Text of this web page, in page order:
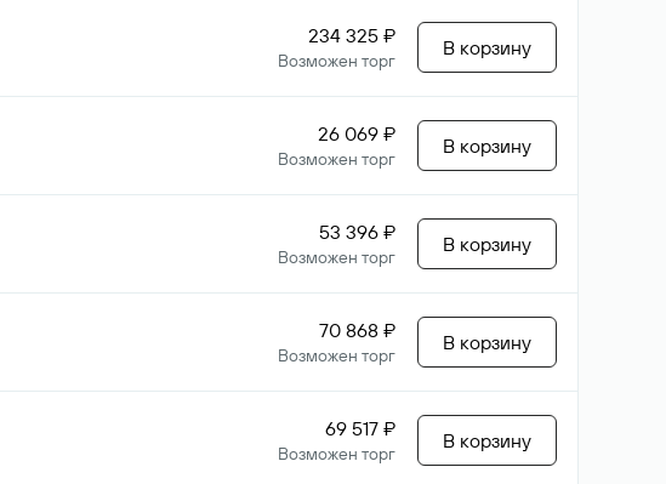
234 325 ₽
Возможен торг
В корзину
26 069 ₽
Возможен торг
В корзину
53 396 ₽
Возможен торг
В корзину
70 868 ₽
Возможен торг
В корзину
69 517 ₽
Возможен торг
В корзину